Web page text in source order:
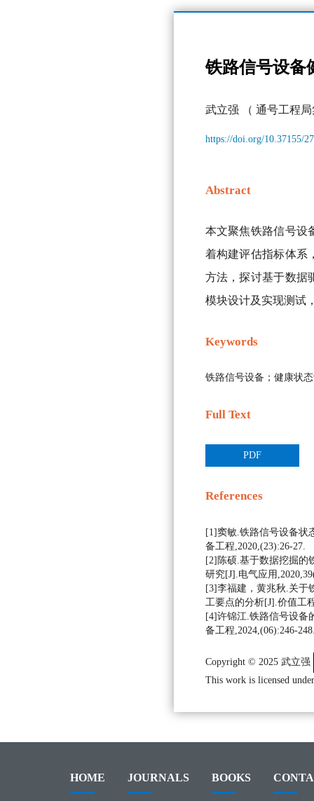
铁路信号设备
武立强 （ 通号工程
https://doi.org/10.37155/
Abstract
本文聚焦铁路信号设
着构建评估指标体系
方法，探讨基于数据
模块设计及实现测试
Keywords
铁路信号设备；健康状
Full Text
PDF
References
[1]窦敏.铁路信号设备状
备工程,2020,(23):26-27.
[2]陈硕.基于数据挖掘的
研究[J].电气应用
[3]李福建，黄兆秋.关于
工要点的分析[J].价值工
[4]许锦江.铁路信号设备
备工程,2024,(06):246-
Copyright © 2025 武立强
This work is licensed
HOME JOURNALS BOOKS